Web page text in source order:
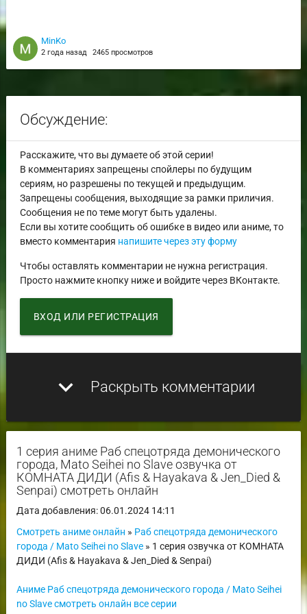
MinKo
2 года назад 2465 просмотров
Обсуждение:
Расскажите, что вы думаете об этой серии!
В комментариях запрещены спойлеры по будущим
сериям, но разрешены по текущей и предыдущим.
Запрещены сообщения, выходящие за рамки приличия.
Сообщения не по теме могут быть удалены.
Если вы хотите сообщить об ошибке в видео или аниме, то
вместо комментария напишите через эту форму
Чтобы оставлять комментарии не нужна регистрация.
Просто нажмите кнопку ниже и войдите через ВКонтакте.
ВХОД ИЛИ РЕГИСТРАЦИЯ
expand_more Раскрыть комментарии
1 серия аниме Раб спецотряда демонического
города, Mato Seihei no Slave озвучка от
КОМНАТА ДИДИ (Afis & Hayakava & Jen_Died &
Senpai) смотреть онлайн
Дата добавления: 06.01.2024 14:11
Смотреть аниме онлайн » Раб спецотряда демонического
города / Mato Seihei no Slave» 1 серия озвучка от КОМНАТА
ДИДИ (Afis & Hayakava & Jen_Died & Senpai)
Аниме Раб спецотряда демонического города / Mato Seihei
no Slave смотреть онлайн все серии